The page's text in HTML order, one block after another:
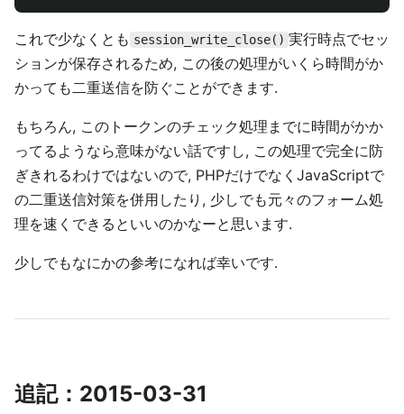
これで少なくとも session_write_close() 実行時点でセッ
ションが保存されるため, この後の処理がいくら時間がか
かっても二重送信を防ぐことができます.
もちろん, このトークンのチェック処理までに時間がかか
ってるようなら意味がない話ですし, この処理で完全に防
ぎきれるわけではないので, PHPだけでなくJavaScriptで
の二重送信対策を併用したり, 少しでも元々のフォーム処
理を速くできるといいのかなーと思います.
少しでもなにかの参考になれば幸いです.
追記：2015-03-31